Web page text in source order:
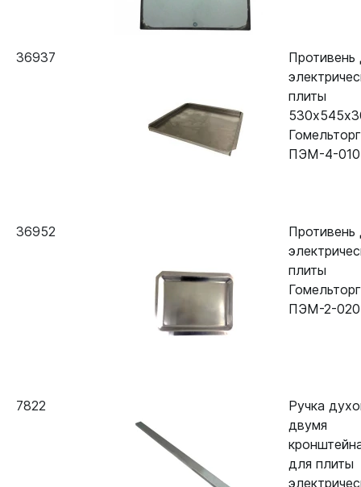
36937
Противень
плиты
ПЭМ-4-010
36952
Противень
плиты
ПЭМ-2-020
7822
Ручка
двумя
для плиты